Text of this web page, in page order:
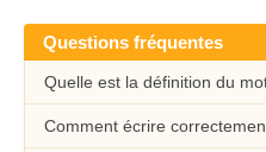
Questions fréquentes
Quelle est la définition du
Comment écrire